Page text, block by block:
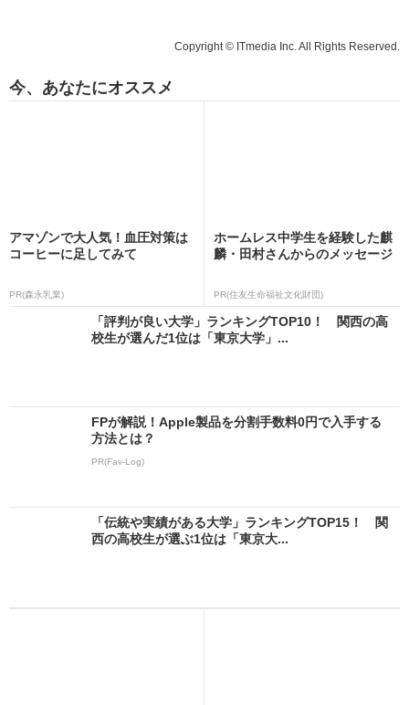
Copyright © ITmedia Inc. All Rights Reserved.
今、あなたにオススメ
アマゾンで大人気！血圧対策は
コーヒーに足してみて
PR(森永乳業)
ホームレス中学生を経験した麒
麟・田村さんからのメッセージ
PR(住友生命福祉文化財団)
「評判が良い大学」ランキングTOP10！ 関西の高
校生が選んだ1位は「東京大学」...
FPが解説！Apple製品を分割手数料0円で入手する
方法とは？
PR(Fav-Log)
「伝統や実績がある大学」ランキングTOP15！ 関
西の高校生が選ぶ1位は「東京大...